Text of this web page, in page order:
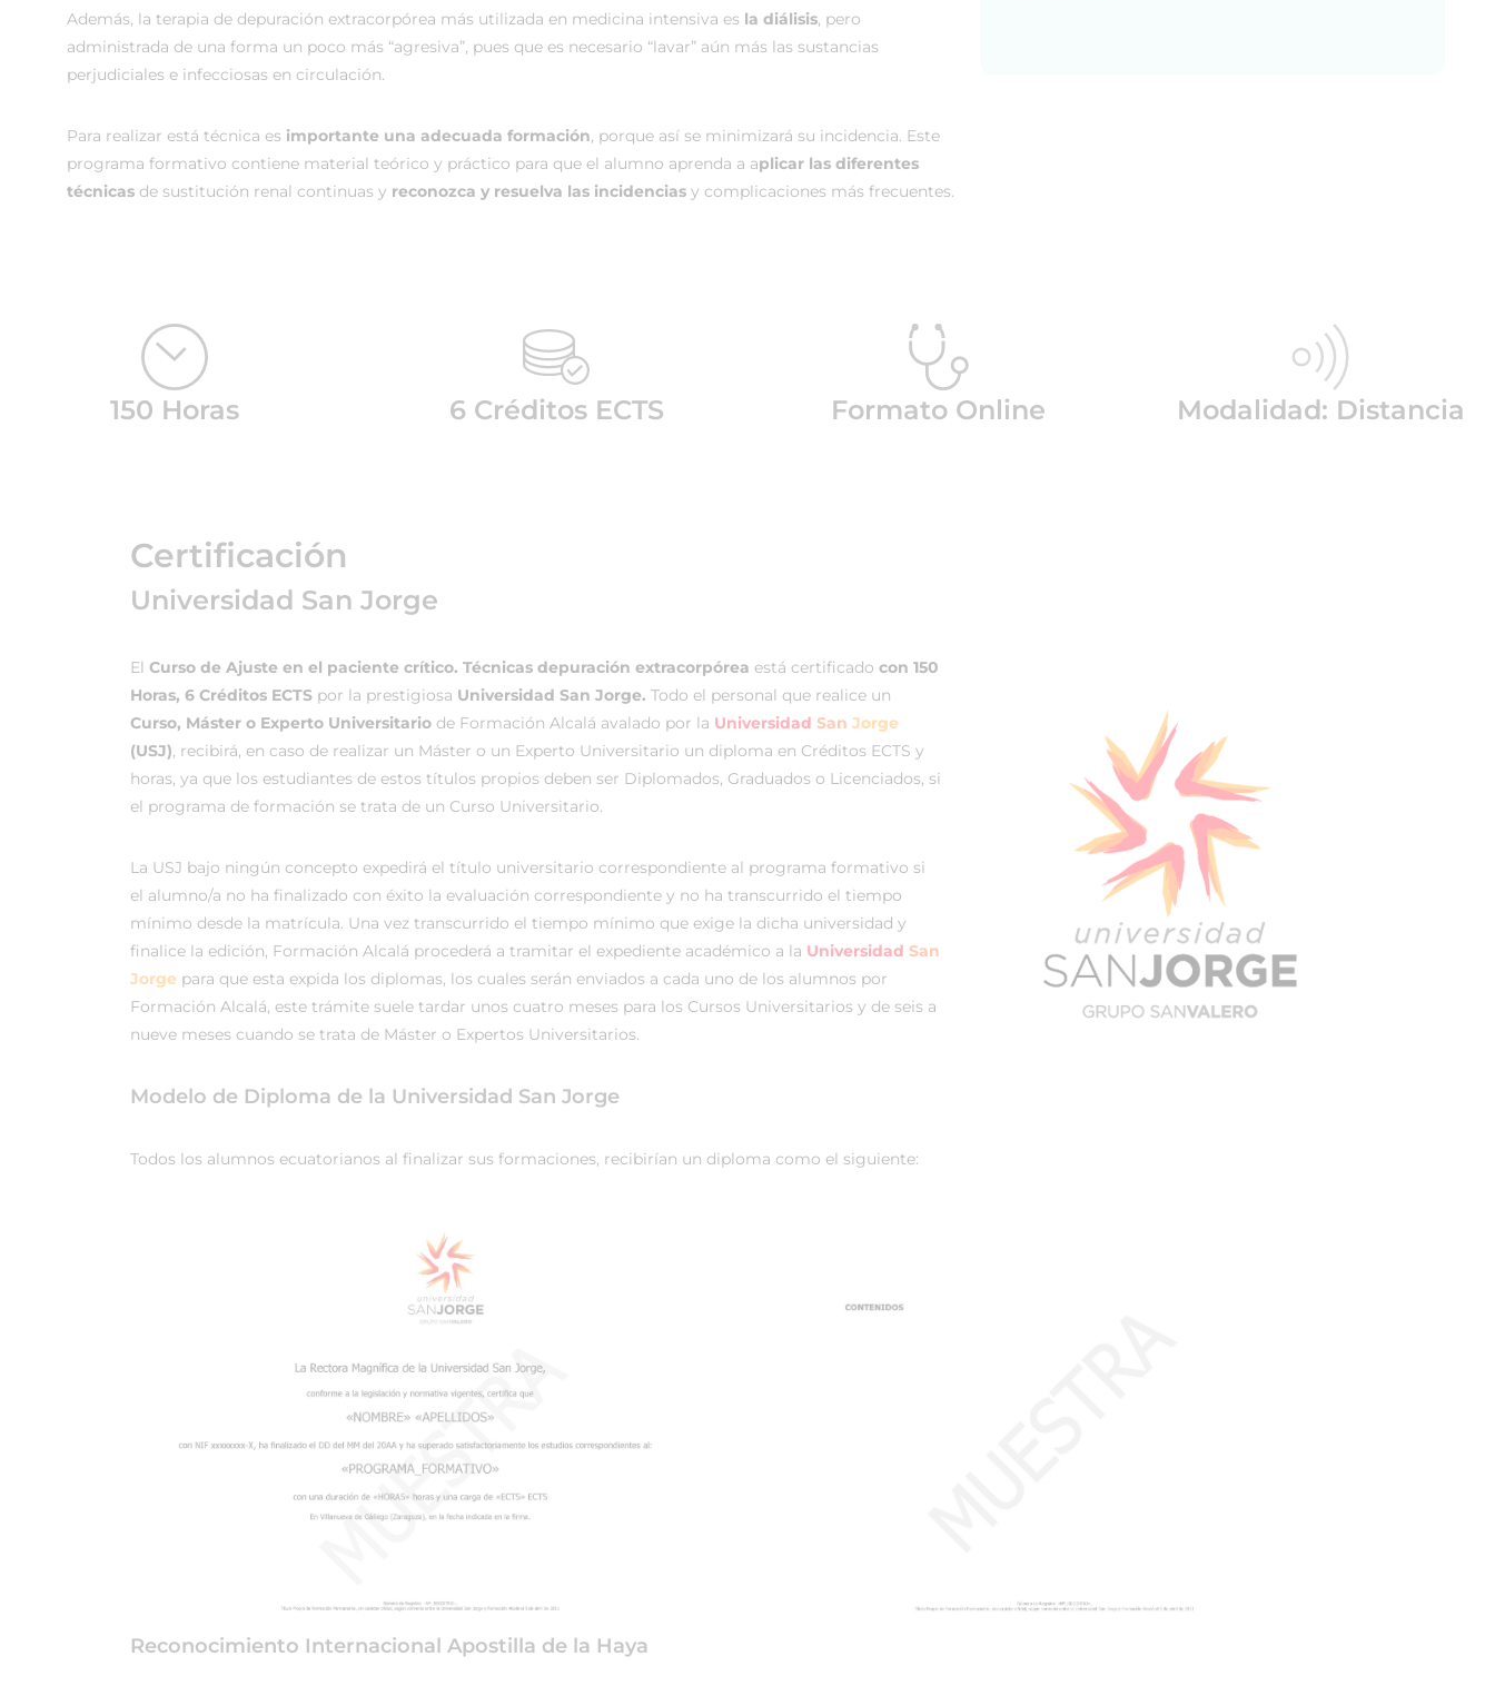
Además, la terapia de depuración extracorpórea más utilizada en medicina intensiva es la diálisis, pero
administrada de una forma un poco más “agresiva”, pues que es necesario “lavar” aún más las sustancias
perjudiciales e infecciosas en circulación.
Para realizar está técnica es importante una adecuada formación, porque así se minimizará su incidencia. Este
programa formativo contiene material teórico y práctico para que el alumno aprenda a aplicar las diferentes
técnicas de sustitución renal continuas y reconozca y resuelva las incidencias y complicaciones más frecuentes.
150 Horas 6 Créditos ECTS Formato Online Modalidad: Distancia
Certificación
Universidad San Jorge
El Curso de Ajuste en el paciente crítico. Técnicas depuración extracorpórea está certificado con 150
Horas, 6 Créditos ECTS por la prestigiosa Universidad San Jorge. Todo el personal que realice un
Curso, Máster o Experto Universitario de Formación Alcalá avalado por la Universidad San Jorge
(USJ), recibirá, en caso de realizar un Máster o un Experto Universitario un diploma en Créditos ECTS y
horas, ya que los estudiantes de estos títulos propios deben ser Diplomados, Graduados o Licenciados, si
el programa de formación se trata de un Curso Universitario.
La USJ bajo ningún concepto expedirá el título universitario correspondiente al programa formativo si
el alumno/a no ha finalizado con éxito la evaluación correspondiente y no ha transcurrido el tiempo
mínimo desde la matrícula. Una vez transcurrido el tiempo mínimo que exige la dicha universidad y
finalice la edición, Formación Alcalá procederá a tramitar el expediente académico a la Universidad San
Jorge para que esta expida los diplomas, los cuales serán enviados a cada uno de los alumnos por
Formación Alcalá, este trámite suele tardar unos cuatro meses para los Cursos Universitarios y de seis a
nueve meses cuando se trata de Máster o Expertos Universitarios.
Modelo de Diploma de la Universidad San Jorge
Todos los alumnos ecuatorianos al finalizar sus formaciones, recibirían un diploma como el siguiente:
Reconocimiento Internacional Apostilla de la Haya